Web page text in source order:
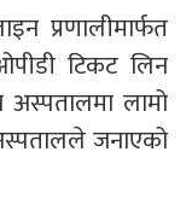
प्रणालीमार्फत
टिकट लिन
लामो
जनाएको